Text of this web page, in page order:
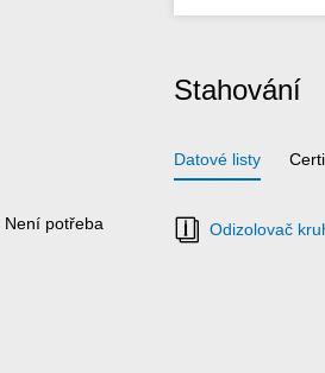
potřeba
Stahování
Datové listy
Odizolovač